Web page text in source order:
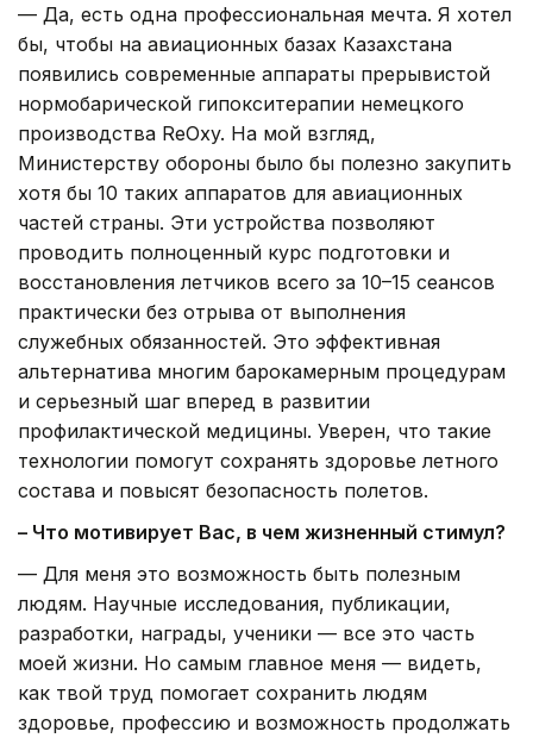
— Да, есть одна профессиональная мечта. Я хотел
бы, чтобы на авиационных базах Казахстана
появились современные аппараты прерывистой
нормобарической гипокситерапии немецкого
производства ReOxy. На мой взгляд,
Министерству обороны было бы полезно закупить
хотя бы 10 таких аппаратов для авиационных
частей страны. Эти устройства позволяют
проводить полноценный курс подготовки и
восстановления летчиков всего за 10–15 сеансов
практически без отрыва от выполнения
служебных обязанностей. Это эффективная
альтернатива многим барокамерным процедурам
и серьезный шаг вперед в развитии
профилактической медицины. Уверен, что такие
технологии помогут сохранять здоровье летного
состава и повысят безопасность полетов.
– Что мотивирует Вас, в чем жизненный стимул?
— Для меня это возможность быть полезным
людям. Научные исследования, публикации,
разработки, награды, ученики — все это часть
моей жизни. Но самым главное меня — видеть,
как твой труд помогает сохранить людям
здоровье, профессию и возможность продолжать